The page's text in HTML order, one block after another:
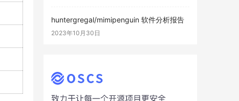
huntergregal/mimipenguin 软件分析报告
2023年10月30日